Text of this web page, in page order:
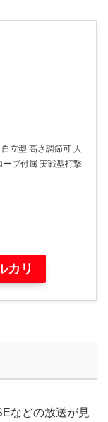
立型 高さ調節可 人
ーブ付属 実戦型打撃
カリ
などの放送が見